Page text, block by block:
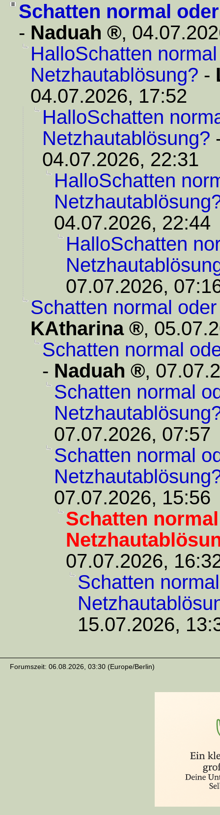
Schatten normal
- Naduah ,
HalloSchatten
Netzhautablösung? -
04.07.2026, 17:52
HalloSchatten
Netzhautablösung?
04.07.2026, 22:31
HalloSchatten
04.07.2026, 22:44
HalloSchatten
07.07.2026,
Schatten normal
KAtharina
,
Schatten normal
- Naduah ,
Schatten normal
07.07.2026, 07:57
Schatten normal
07.07.2026, 15:56
Schatten
07.07.2026,
Schatten
15.07.2026,
Forumszeit: 06.08.2026, 03:30 (Europe/Berlin)